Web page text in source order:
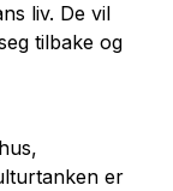
liv. De vil
tilbake og
er